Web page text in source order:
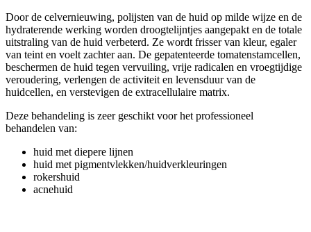
Door de celvernieuwing, polijsten van de huid op milde wijze en de
hydraterende werking worden droogtelijntjes aangepakt en de totale
uitstraling van de huid verbeterd. Ze wordt frisser van kleur, egaler
van teint en voelt zachter aan. De gepatenteerde tomatenstamcellen,
beschermen de huid tegen vervuiling, vrije radicalen en vroegtijdige
veroudering, verlengen de activiteit en levensduur van de
huidcellen, en verstevigen de extracellulaire matrix.
Deze behandeling is zeer geschikt voor het professioneel
behandelen van:
huid met diepere lijnen
huid met pigmentvlekken/huidverkleuringen
rokershuid
acnehuid